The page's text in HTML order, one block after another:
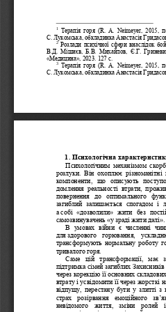
1 Терапія  горя  (R.  A.  Neimeyer,  2015,
С. Лукомська, обкладинка Анастасія
2 Розлади психічної сфери внаслідок
В.Д.  Мішиєв,  Б.В.  Михайлов,
Є.Г.
«Медицина», 2023. 127 с.
3 Терапія  горя  (R.  A.  Neimeyer,  2015,
С. Лукомська, обкладинка Анастасія
1. Психологічна
Психологічним механізмом
розлуки.  Він  охоплює  різноманітні
компоненти,  що  описують
домлення  реальності втрати,
повернення  до  оптимального
загиблий  залишається  спогадом  і
а собі  «дозволили»  жити  без
самозвинувачень «у зраді жити далі».
В  умовах  війни  є  численні
для здорового  горювання,
трансформують нормальну роботу
тривалого горя.
Саме  цій  трансформації,  має
підтримка сімей загиблих
через корекцію її основних
втрату і усвідомити її через
відпущу,  перестану  бути у  злитті  з
страх  розірвання  емоційного
невідомого  життя,  зміни  ролей